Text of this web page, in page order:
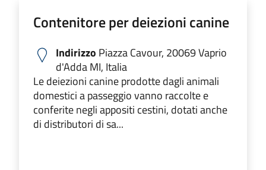
Contenitore per deiezioni canine
Indirizzo Piazza Cavour, 20069 Vaprio
d'Adda MI, Italia
Le deiezioni canine prodotte dagli animali
domestici a passeggio vanno raccolte e
conferite negli appositi cestini, dotati anche
di distributori di sa...